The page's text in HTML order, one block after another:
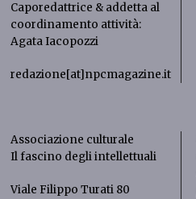
Caporedattrice & addetta al
coordinamento attività:
Agata Iacopozzi
redazione[at]npcmagazine.it
Associazione culturale
Il fascino degli intellettuali
Viale Filippo Turati 80